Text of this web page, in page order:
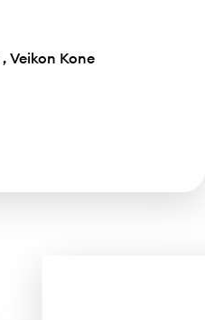
, Veikon Kone